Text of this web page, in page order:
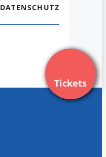
Tickets
DATENSCHUTZ